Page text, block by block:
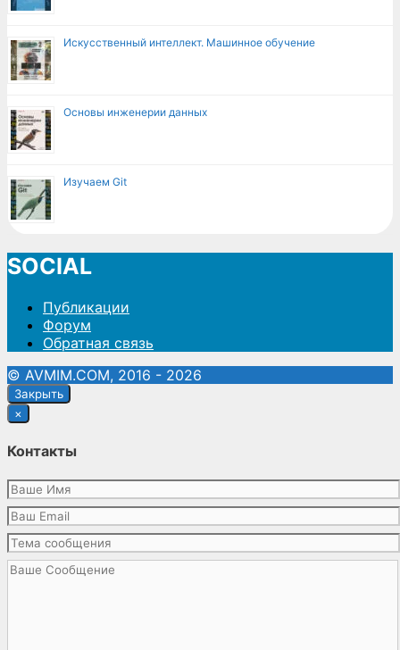
Искусственный интеллект. Машинное обучение
Основы инженерии данных
Изучаем Git
SOCIAL
Публикации
Форум
Обратная связь
© AVMIM.COM, 2016 - 2026
Закрыть
×
Контакты